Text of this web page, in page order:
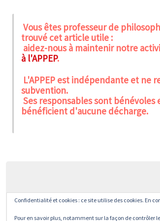
Vous êtes professeur de
trouvé cet article utile :
aidez-nous à maintenir notre
à l'APPEP.
L'APPEP est indépendante et ne
subvention.
Ses responsables sont bénévoles
bénéficient d'aucune décharge.
Confidentialité et cookies : ce site utilise des cookies. En
Pour en savoir plus, notamment sur la façon de contrôler